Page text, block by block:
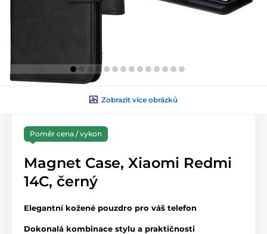
Zobrazit více obrázků
Poměr cena / vykon
Magnet Case, Xiaomi Redmi
14C, černý
Elegantní kožené pouzdro pro váš telefon
Dokonalá kombinace stylu a praktičnosti